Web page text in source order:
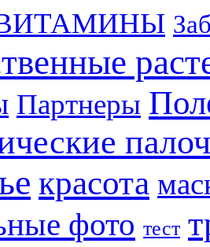
Партнеры
красота
фото тест